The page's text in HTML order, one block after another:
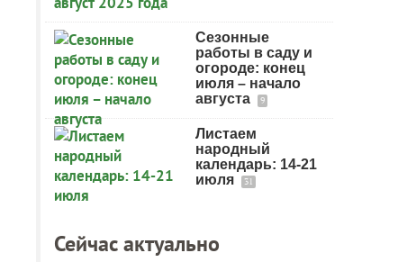
Сезонные
работы в саду и
огороде: конец
июля – начало
августа
9
Листаем
народный
календарь: 14-21
июля
31
Сейчас актуально